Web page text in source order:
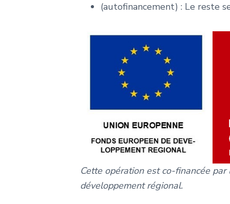
(autofinancement) : Le reste
Cette opération est co-financée par
développement régional.